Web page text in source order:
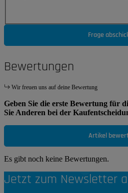
Frage
Bewertungen
Wir freuen uns auf deine Bewertung
Geben Sie die erste Bewertung für
Sie Anderen bei der
Artikel
Es gibt noch keine Bewertungen.
Jetzt zum Newsletter